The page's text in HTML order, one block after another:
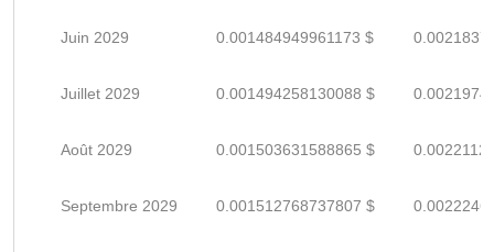
Juin 2029 0.001484949961173 $
Juillet 2029 0.001494258130088 $
Août 2029 0.001503631588865 $
Septembre 2029 0.001512768737807 $